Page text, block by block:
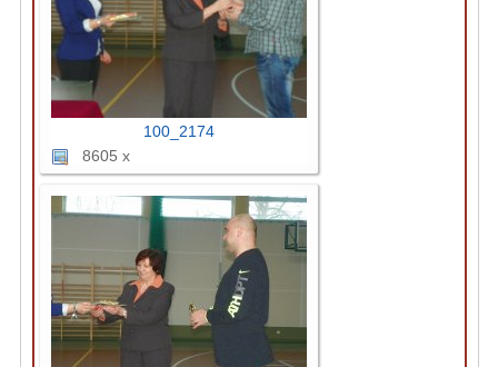
100_2174
8605 x